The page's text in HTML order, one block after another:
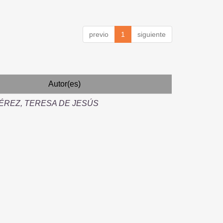
previo 1 siguiente
Autor(es)
TERESA DE JESÚS